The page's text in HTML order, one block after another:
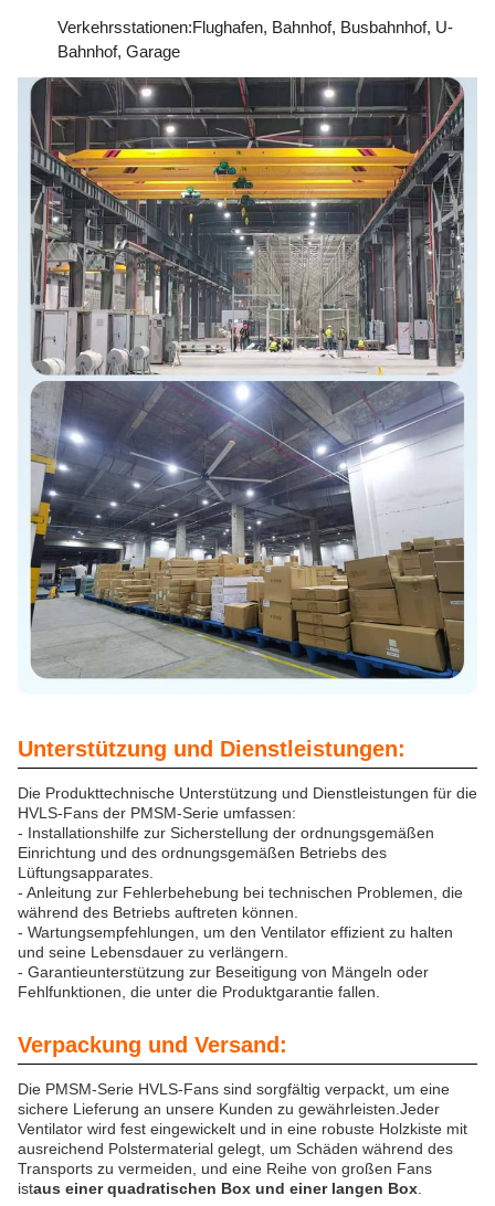
Verkehrsstationen:Flughafen, Bahnhof, Busbahnhof, U-
Bahnhof, Garage
Unterstützung und Dienstleistungen:
Die Produkttechnische Unterstützung und Dienstleistungen für die
HVLS-Fans der PMSM-Serie umfassen:
- Installationshilfe zur Sicherstellung der ordnungsgemäßen
Einrichtung und des ordnungsgemäßen Betriebs des
Lüftungsapparates.
- Anleitung zur Fehlerbehebung bei technischen Problemen, die
während des Betriebs auftreten können.
- Wartungsempfehlungen, um den Ventilator effizient zu halten
und seine Lebensdauer zu verlängern.
- Garantieunterstützung zur Beseitigung von Mängeln oder
Fehlfunktionen, die unter die Produktgarantie fallen.
Verpackung und Versand:
Die PMSM-Serie HVLS-Fans sind sorgfältig verpackt, um eine
sichere Lieferung an unsere Kunden zu gewährleisten.Jeder
Ventilator wird fest eingewickelt und in eine robuste Holzkiste mit
ausreichend Polstermaterial gelegt, um Schäden während des
Transports zu vermeiden, und eine Reihe von großen Fans
istaus einer quadratischen Box und einer langen Box